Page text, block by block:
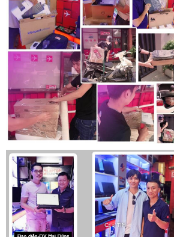
Máy tính đầu tiên của Dell được làm
Dòng 5000 của chúng tôi là PC đầu
làm bằng nhựa sinh học làm từ cây.
sinh học, 30% nhựa tái chế và 20%
Chúng tôi cũng đã thêm 39% cao su
Đổi mới với nhiều vật liệu tái chế hơn
Dòng Latitude 5000 mới có cách sử
sáng tạo nhất thế giới trong các máy
doanh nhân chính thống, bao gồm
tái chế, vật liệu dựa trên sinh học
Một thế hệ cải tiến
Dễ nhìn
Chọn màn hình năng lượng siêu thấp
lượng pin dài, có công nghệ
ComfortView Plus để giảm mỏi mắt
Màn hình